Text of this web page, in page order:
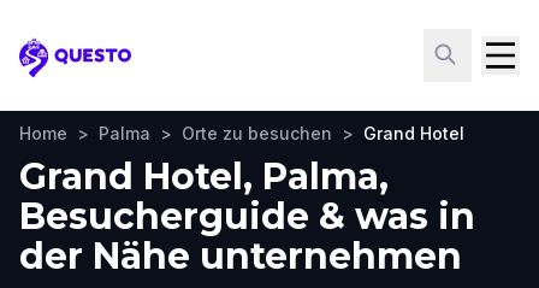
Questo
Home > Palma > Orte zu besuchen > Grand Hotel
Grand Hotel, Palma,
Besucherguide & was in
der Nähe unternehmen